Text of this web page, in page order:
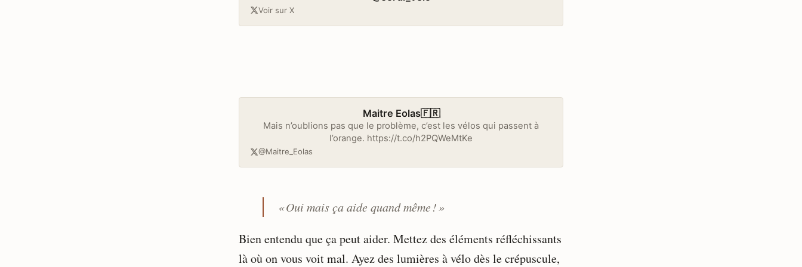
Voir sur X
Maitre Eolas🇫🇷
Mais n’oublions pas que le problème, c’est les vélos qui passent à
l’orange. https://t.co/h2PQWeMtKe
@Maitre_Eolas
« Oui mais ça aide quand même ! »
Bien entendu que ça peut aider. Mettez des éléments réfléchissants
là où on vous voit mal. Ayez des lumières à vélo dès le crépuscule,